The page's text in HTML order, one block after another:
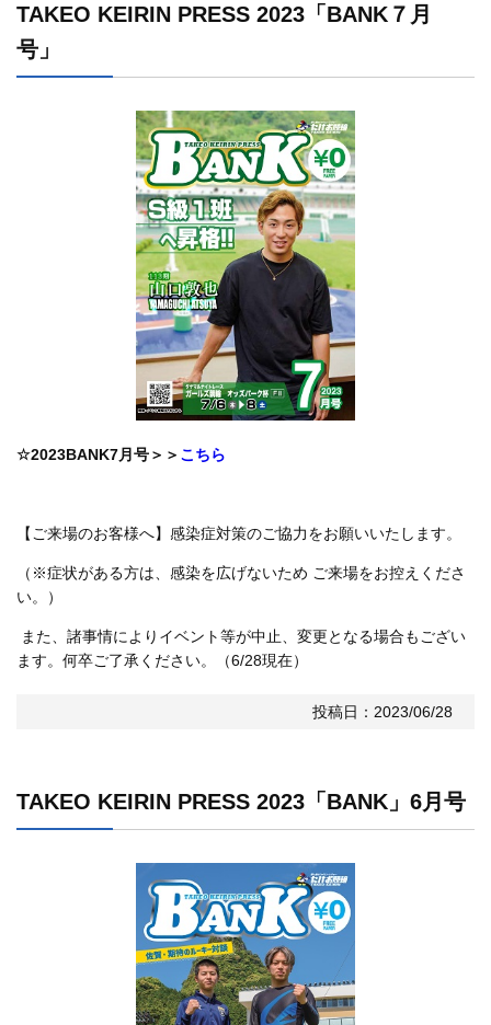
TAKEO KEIRIN PRESS 2023「BANK７月
号」
☆2023BANK7月号＞＞ こちら
【ご来場のお客様へ】感染症対策のご協力をお願いいたします。
（※症状がある方は、感染を広げないため ご来場をお控えくださ
い。）
また、諸事情によりイベント等が中止、変更となる場合もござい
ます。何卒ご了承ください。（6/28現在）
投稿日：2023/06/28
TAKEO KEIRIN PRESS 2023「BANK」6月号